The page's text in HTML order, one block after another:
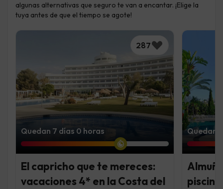
algunas alternativas que seguro te van a encantar. ¡Elige la
tuya antes de que el tiempo se agote!
287
Quedan 7 días 0 horas
El capricho que te mereces:
vacaciones 4* en la Costa del
Quedan